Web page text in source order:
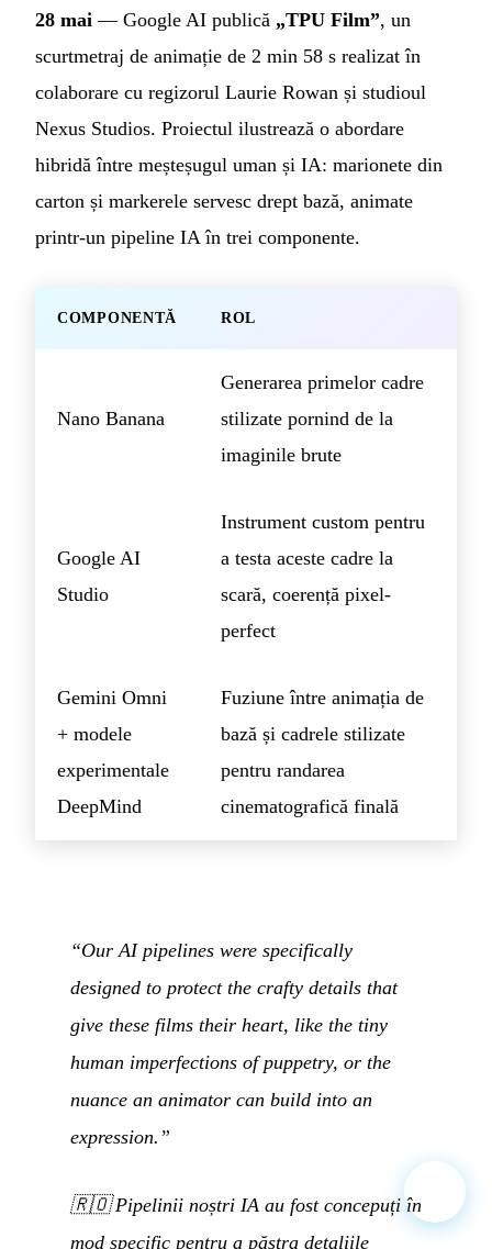
28 mai — Google AI publică „TPU Film”, un
scurtmetraj de animație de 2 min 58 s realizat în
colaborare cu regizorul Laurie Rowan și studioul
Nexus Studios. Proiectul ilustrează o abordare
hibridă între meșteșugul uman și IA: marionete din
carton și markerele servesc drept bază, animate
printr-un pipeline IA în trei componente.
COMPONENTĂ ROL
Nano Banana
Generarea primelor cadre
stilizate pornind de la
imaginile brute
Google AI
Studio
Instrument custom pentru
a testa aceste cadre la
scară, coerență pixel-
perfect
Gemini Omni
+ modele
experimentale
DeepMind
Fuziune între animația de
bază și cadrele stilizate
pentru randarea
cinematografică finală
“Our AI pipelines were specifically
designed to protect the crafty details that
give these films their heart, like the tiny
human imperfections of puppetry, or the
nuance an animator can build into an
expression.”
🇷🇴Pipelinii noștri IA au fost concepuți în
mod specific pentru a păstra detaliile